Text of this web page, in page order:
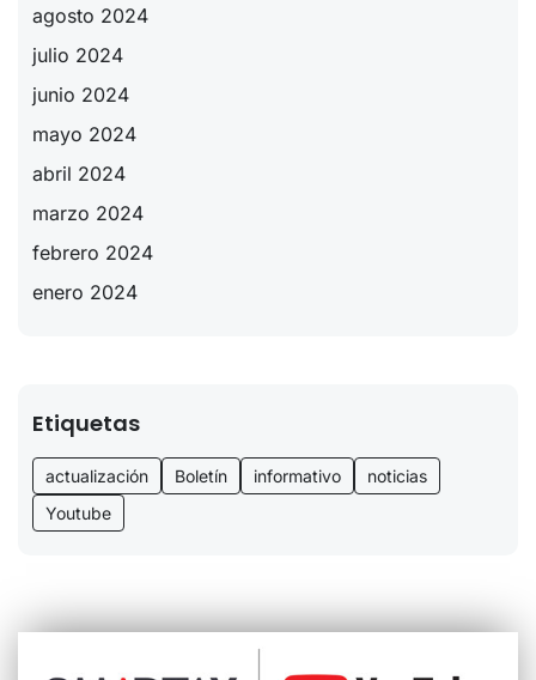
agosto 2024
julio 2024
junio 2024
mayo 2024
abril 2024
marzo 2024
febrero 2024
enero 2024
Etiquetas
actualización Boletín informativo
noticias
Youtube